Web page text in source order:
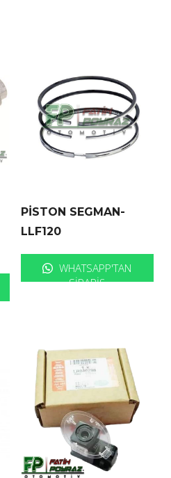
PİSTON SEGMAN-
LLF120
WHATSAPP'TAN
SIPARIŞ